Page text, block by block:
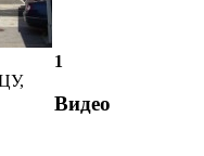
1
Видео